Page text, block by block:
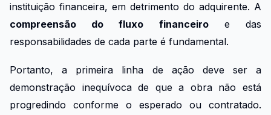
instituição financeira, em detrimento do adquirente. A
compreensão do fluxo financeiroe das
responsabilidades de cada parte é fundamental.
Portanto, a primeira linha de ação deve ser a
demonstração inequívoca de que a obra não está
progredindo conforme o esperado ou contratado.